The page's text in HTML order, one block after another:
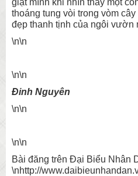
giật mình khi nhìn thấy một
thoáng tung vòi trong vòm
đẹp thanh tịnh của ngôi vườn
\n\n
\n\n
Đinh Nguyên
\n\n
\n\n
Bài đăng trên Đại Biểu Nhân
\nhttp://